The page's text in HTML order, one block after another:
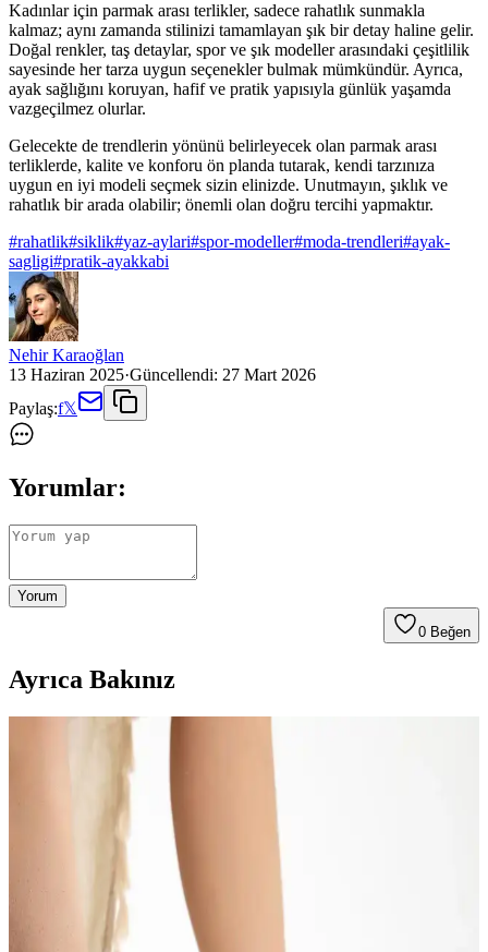
Kadınlar için parmak arası terlikler, sadece rahatlık sunmakla
kalmaz; aynı zamanda stilinizi tamamlayan şık bir detay haline gelir.
Doğal renkler, taş detaylar, spor ve şık modeller arasındaki çeşitlilik
sayesinde her tarza uygun seçenekler bulmak mümkündür. Ayrıca,
ayak sağlığını koruyan, hafif ve pratik yapısıyla günlük yaşamda
vazgeçilmez olurlar.
Gelecekte de trendlerin yönünü belirleyecek olan parmak arası
terliklerde, kalite ve konforu ön planda tutarak, kendi tarzınıza
uygun en iyi modeli seçmek sizin elinizde. Unutmayın, şıklık ve
rahatlık bir arada olabilir; önemli olan doğru tercihi yapmaktır.
#rahatlik#siklik#yaz-aylari#spor-modeller#moda-trendleri#ayak-
sagligi#pratik-ayakkabi
Nehir Karaoğlan
13 Haziran 2025·Güncellendi: 27 Mart 2026
Paylaş:f𝕏
Yorumlar:
Yorum
0 Beğen
Ayrıca Bakınız
Chanel Çanta ile Geniş Paça Denim Kombini:
Gündelik Şıklık ve Rahatlık Dengesi
Chanel beyaz crossbody çanta, geniş paça denim ve puff sleeve
üstlerle kombinlenerek gündelik şıklık ve rahatlığı bir arada sunuyor.
Bu kombin, sade ve konforlu bir stil yaratıyor.
Gezer Yazlık Erkek Terlik: Konfor ve Şıklık Sunan
Hafif ve Dayanıklı Tasarım